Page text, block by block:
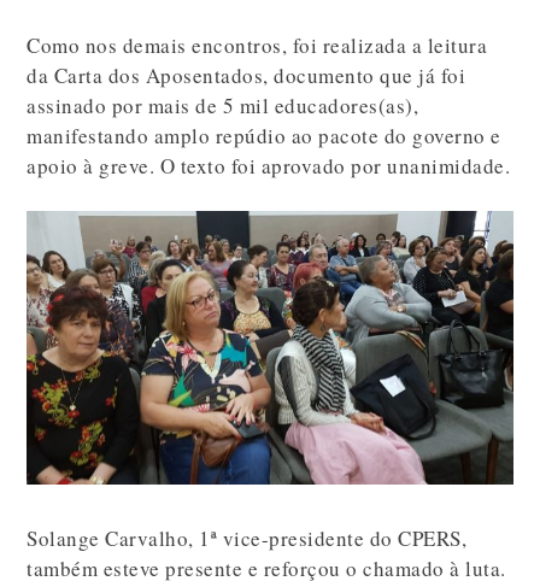
Como nos demais encontros, foi realizada a leitura
da Carta dos Aposentados, documento que já foi
assinado por mais de 5 mil educadores(as),
manifestando amplo repúdio ao pacote do governo e
apoio à greve. O texto foi aprovado por unanimidade.
Solange Carvalho, 1ª vice-presidente do CPERS,
também esteve presente e reforçou o chamado à luta.